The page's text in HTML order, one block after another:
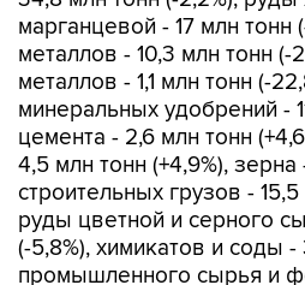
металлов - 1,1 млн тонн (-
минеральных удобрений -
цемента - 2,6 млн тонн
4,5 млн тонн (+4,9%), зерна
строительных грузов - 15,5
руды цветной и серного
(-5,8%), химикатов и соды -
промышленного сырья и
материалов - 4,9 млн тонн